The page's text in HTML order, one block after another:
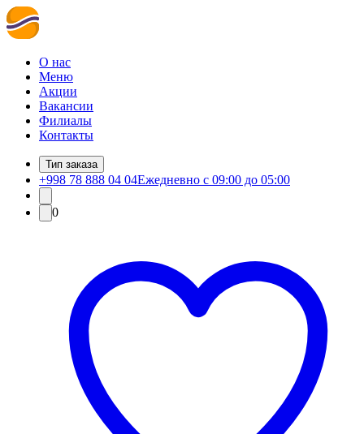
О нас
Меню
Акции
Вакансии
Филиалы
Контакты
Тип заказа
+998 78 888 04 04Ежедневно с 09:00 до 05:00
0